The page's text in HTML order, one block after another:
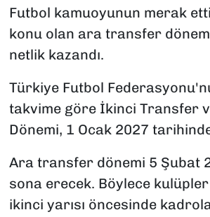
Futbol kamuoyunun merak
konu olan ara transfer
netlik kazandı.
Türkiye Futbol
takvime göre İkinci Transfer
Dönemi, 1 Ocak 2027
Ara transfer dönemi 5 Şubat
sona erecek. Böylece
ikinci yarısı öncesinde